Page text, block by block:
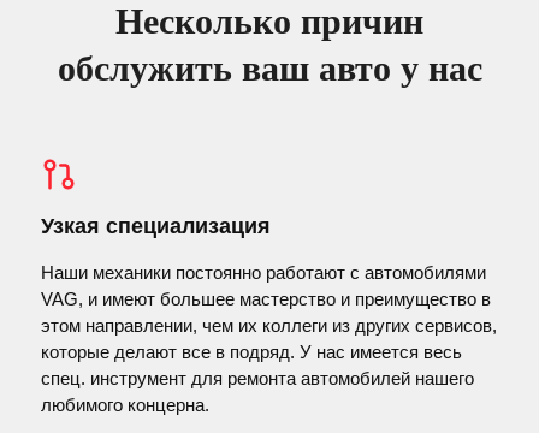
Несколько причин
обслужить ваш авто у нас
Узкая специализация
Наши механики постоянно работают с автомобилями
VAG, и имеют большее мастерство и преимущество в
этом направлении, чем их коллеги из других сервисов,
которые делают все в подряд. У нас имеется весь
спец. инструмент для ремонта автомобилей нашего
любимого концерна.